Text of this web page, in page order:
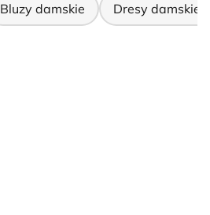
Bluzy damskie Dresy damskie